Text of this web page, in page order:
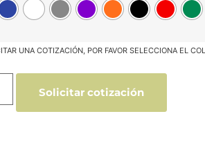
Solicitar cotización